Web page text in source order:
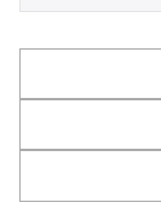
전
다
음
사